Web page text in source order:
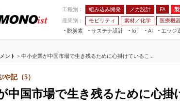
工程別： 組み込み開発 メカ設計 FA
産業別：
モビリティ 素材／化学 医療機
脱炭素
サステナ設計
IoT
つながる工場
AI
AI×設備保全
エッジ
JIMTOF
IIFES
つながるクルマ
VR／AR
フィールドサー
FA
モビリ
ント > 中小企業が中国市場で生き残るために心掛けているこ...
中国市場で生き残るために心掛
記（5）